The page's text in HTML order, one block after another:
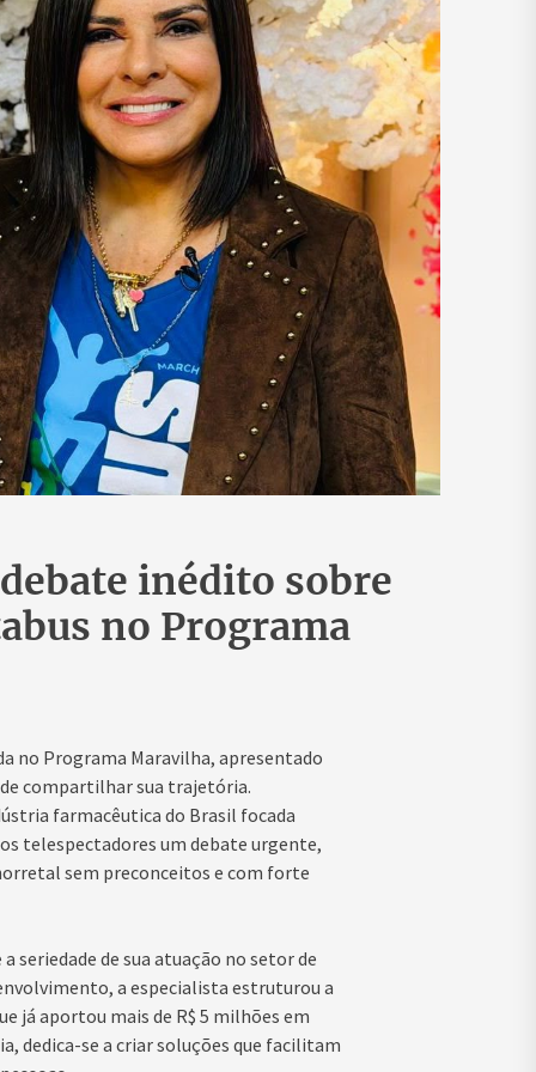
inédito sobre
no Programa
no Programa Maravilha, apresentado
compartilhar sua trajetória.
farmacêutica do Brasil focada
telespectadores um debate urgente,
sem preconceitos e com forte
seriedade de sua atuação no setor de
a especialista estruturou a
já aportou mais de R$ 5 milhões em
dedica-se a criar soluções que facilitam